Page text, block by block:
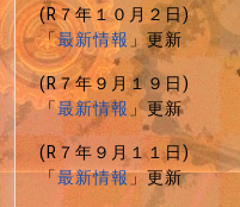
(R７年１０月２日)
「最新情報」更新
(R７年９月１９日)
「最新情報」更新
(R７年９月１１日)
「最新情報」更新